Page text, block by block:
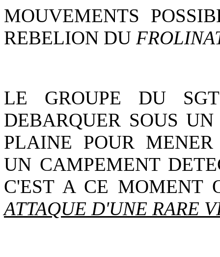
MOUVEMENTS
REBELION DU
LE GROUPE DU
DEBARQUER SOUS
PLAINE POUR
UN CAMPEMENT
C'EST A CE MOMENT
ATTAQUE D'UNE RARE